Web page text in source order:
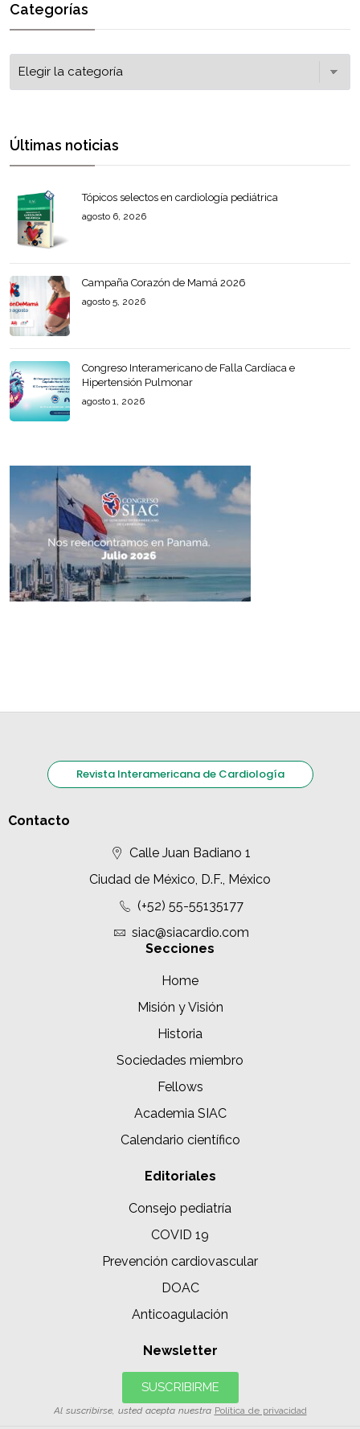
Categorías
Últimas noticias
Tópicos selectos en cardiología pediátrica
agosto 6, 2026
Campaña Corazón de Mamá 2026
agosto 5, 2026
Congreso Interamericano de Falla Cardíaca e
Hipertensión Pulmonar
agosto 1, 2026
Revista Interamericana de Cardiología
Contacto
Calle Juan Badiano 1
Ciudad de México, D.F., México
(+52) 55-55135177
siac@siacardio.com
Secciones
Home
Misión y Visión
Historia
Sociedades miembro
Fellows
Academia SIAC
Calendario científico
Editoriales
Consejo pediatría
COVID 19
Prevención cardiovascular
DOAC
Anticoagulación
Newsletter
SUSCRIBIRME
Al suscribirse, usted acepta nuestra Política de privacidad